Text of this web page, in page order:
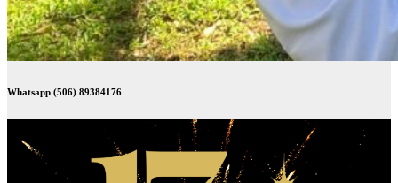
Whatsapp (506) 89384176